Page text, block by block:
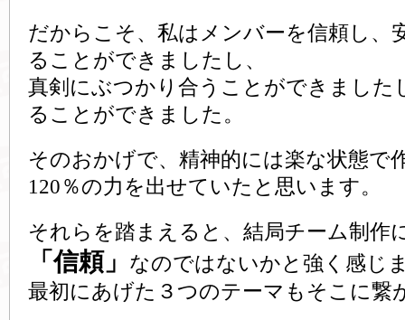
だからこそ、私はメンバーを信頼し、
ることができましたし、
真剣にぶつかり合うことができました
ることができました。
そのおかげで、精神的には楽な状態で
120％の力を出せていたと思います。
それらを踏まえると、結局チーム制作
「信頼」
なのではないかと強く感じ
最初にあげた３つのテーマもそこに繋